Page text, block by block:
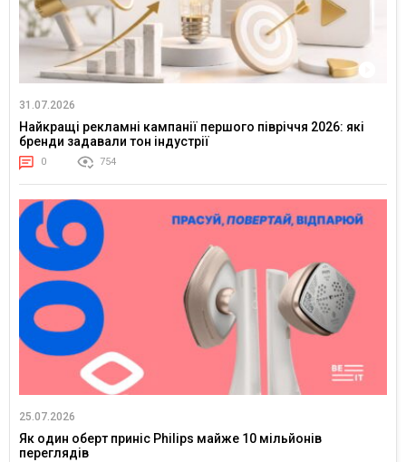
31.07.2026
Найкращі рекламні кампанії першого півріччя 2026: які
бренди задавали тон індустрії
0 754
25.07.2026
Як один оберт приніс Philips майже 10 мільйонів
переглядів